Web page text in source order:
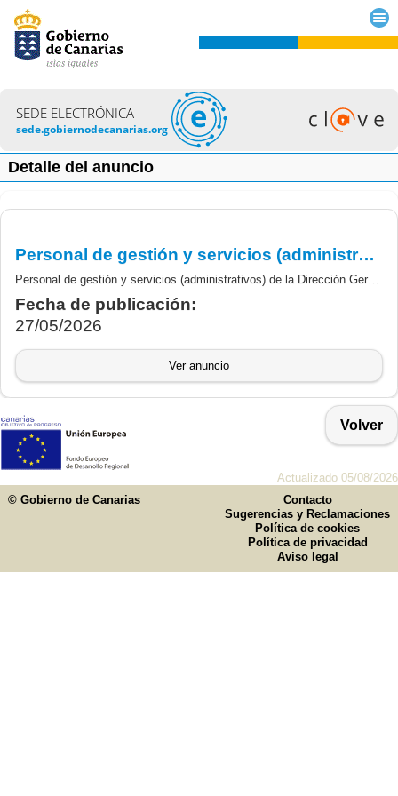
SEDE ELECTRÓNICA
sede.gobiernodecanarias.org
Detalle del anuncio
Personal de gestión y servicios (administrativos) de la Dirección Gerencia del Complejo Hospitalario Universitario de Canarias que han adquirido fijeza el 29 de junio de 2024. Resolución definitiva.
Personal de gestión y servicios (administrativos) de la Dirección Gerencia del Complejo Hospitalario Universitario de Canarias que han adquirido fijeza el 29 de junio de 2024. Resolución definitiva.
Fecha de publicación:
27/05/2026
Ver anuncio
Volver
Actualizado 05/08/2026
© Gobierno de Canarias
Contacto
Sugerencias y Reclamaciones
Política de cookies
Política de privacidad
Aviso legal